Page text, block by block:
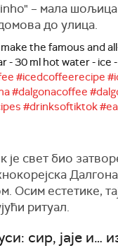
– мала
до улица.
the famous and
- 30 ml hot water - ice
#icedcoffeerecipe
#dalgonacoffee
#drinksoftiktok
свет био
Осим естетике,
ритуал.
сир, јаје и…